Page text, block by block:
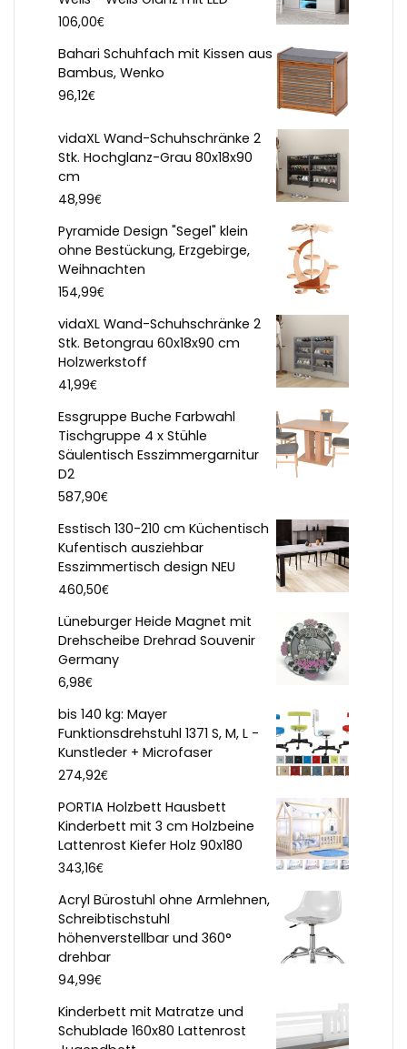
106,00€
Bahari Schuhfach mit Kissen aus
Bambus, Wenko
96,12€
vidaXL Wand-Schuhschränke 2
Stk. Hochglanz-Grau 80x18x90
cm
48,99€
Pyramide Design "Segel" klein
ohne Bestückung, Erzgebirge,
Weihnachten
154,99€
vidaXL Wand-Schuhschränke 2
Stk. Betongrau 60x18x90 cm
Holzwerkstoff
41,99€
Essgruppe Buche Farbwahl
Tischgruppe 4 x Stühle
Säulentisch Esszimmergarnitur
D2
587,90€
Esstisch 130-210 cm Küchentisch
Kufentisch ausziehbar
Esszimmertisch design NEU
460,50€
Lüneburger Heide Magnet mit
Drehscheibe Drehrad Souvenir
Germany
6,98€
bis 140 kg: Mayer
Funktionsdrehstuhl 1371 S, M, L -
Kunstleder + Microfaser
274,92€
PORTIA Holzbett Hausbett
Kinderbett mit 3 cm Holzbeine
Lattenrost Kiefer Holz 90x180
343,16€
Acryl Bürostuhl ohne Armlehnen,
Schreibtischstuhl
höhenverstellbar und 360°
drehbar
94,99€
Kinderbett mit Matratze und
Schublade 160x80 Lattenrost